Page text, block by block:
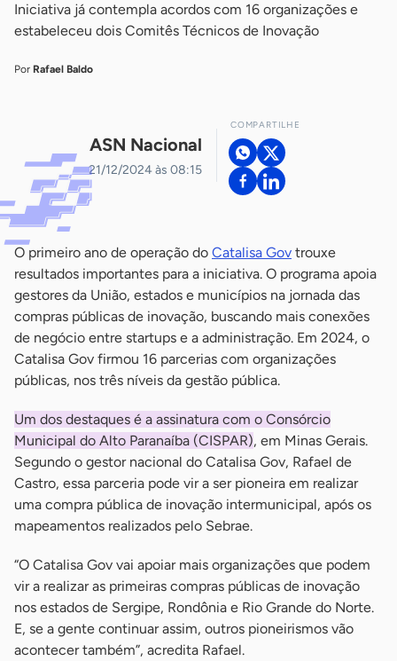
Iniciativa já contempla acordos com 16 organizações e
estabeleceu dois Comitês Técnicos de Inovação
Por Rafael Baldo
ASN Nacional
21/12/2024 às 08:15
COMPARTILHE
O primeiro ano de operação do Catalisa Gov trouxe
resultados importantes para a iniciativa. O programa apoia
gestores da União, estados e municípios na jornada das
compras públicas de inovação, buscando mais conexões
de negócio entre startups e a administração. Em 2024, o
Catalisa Gov firmou 16 parcerias com organizações
públicas, nos três níveis da gestão pública.
Um dos destaques é a assinatura com o Consórcio
Municipal do Alto Paranaíba (CISPAR), em Minas Gerais.
Segundo o gestor nacional do Catalisa Gov, Rafael de
Castro, essa parceria pode vir a ser pioneira em realizar
uma compra pública de inovação intermunicipal, após os
mapeamentos realizados pelo Sebrae.
“O Catalisa Gov vai apoiar mais organizações que podem
vir a realizar as primeiras compras públicas de inovação
nos estados de Sergipe, Rondônia e Rio Grande do Norte.
E, se a gente continuar assim, outros pioneirismos vão
acontecer também”, acredita Rafael.